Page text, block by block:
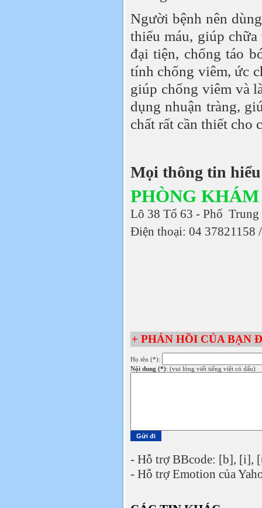
Người bệnh nên
thiếu máu, giúp
đại tiện, chống táo
tính chống viêm, ức
giúp chống viêm và
dụng nhuận tràng,
chất rất cần thiết cho
Mọi thông tin
PHÒNG
Lô 38 Tổ 63 - Phố
Điện thoại: 04 37821158
+ PHẢN HỒI CỦA BẠN
Họ tên (*):
Nội dung (*): (vui lòng viết tiếng việt có dấu)
- Hỗ trợ BBcode: [b], [i],
- Hỗ trợ Emotion của